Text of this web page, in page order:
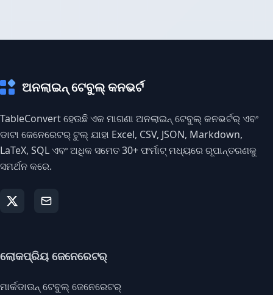
ଅନଲାଇନ୍ ଟେବୁଲ୍ କନଭର୍ଟ
TableConvert ହେଉଛି ଏକ ମାଗଣା ଅନଲାଇନ୍ ଟେବୁଲ୍ କନଭର୍ଟର୍ ଏବଂ
ଡାଟା ଜେନେରେଟର୍ ଟୁଲ୍ ଯାହା Excel, CSV, JSON, Markdown,
LaTeX, SQL ଏବଂ ଅଧିକ ସମେତ 30+ ଫର୍ମାଟ୍ ମଧ୍ୟରେ ରୂପାନ୍ତରଣକୁ
ସମର୍ଥନ କରେ.
ଲୋକପ୍ରିୟ ଜେନେରେଟର୍
ମାର୍କଡାଉନ୍ ଟେବୁଲ୍ ଜେନେରେଟର୍